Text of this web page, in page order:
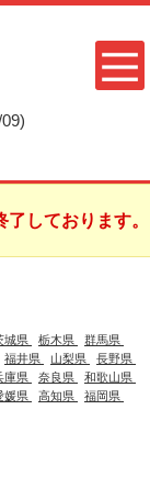
しております。
城県 栃木県
群馬県
福井県 山梨県
長野県
庫県 奈良県
和歌山県
媛県 高知県
福岡県